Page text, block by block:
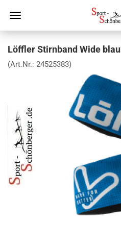
Löffler Stirnband Wide blau
(Art.Nr.: 24525383)